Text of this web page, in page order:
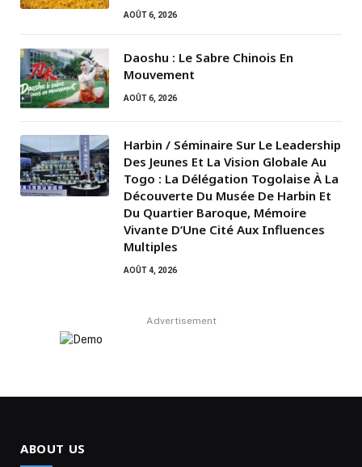
AOÛT 6, 2026
Daoshu : Le Sabre Chinois En
Mouvement
AOÛT 6, 2026
Harbin / Séminaire Sur Le Leadership
Des Jeunes Et La Vision Globale Au
Togo : La Délégation Togolaise À La
Découverte Du Musée De Harbin Et
Du Quartier Baroque, Mémoire
Vivante D’Une Cité Aux Influences
Multiples
AOÛT 4, 2026
Advertisement
ABOUT US